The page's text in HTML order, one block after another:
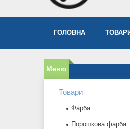
ГОЛОВНА
Товари
Фарба
Порошкова фарба